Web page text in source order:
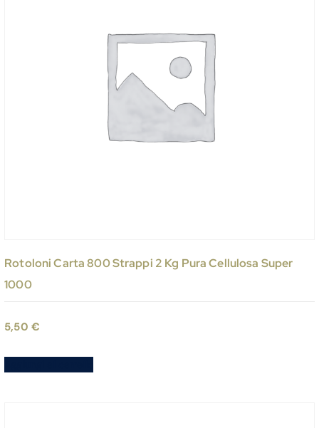
Rotoloni Carta 800 Strappi 2 Kg Pura Cellulosa Super
1000
5,50 €